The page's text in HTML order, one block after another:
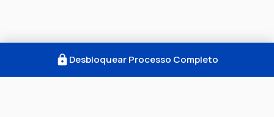
Desbloquear Processo Completo